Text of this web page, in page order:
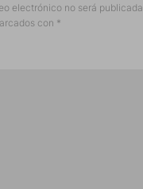
electrónico no será publicada.
con *